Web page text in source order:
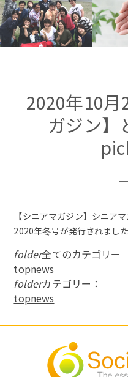
2020年10月
ガジン】
【シニアマガジン】シニア
2020年冬号が発行されました
folder全てのカテゴリー
topnews
folderカテゴリー：
topnews